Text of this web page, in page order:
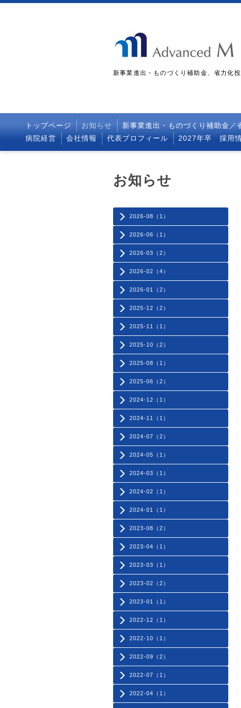
新事業進出・ものづくり補助金、省力化
トップページ お知らせ 新事業進出・ものづくり補助金／
病院経営
会社情報 代表プロフィール 2027年卒 採用
2026-08（1）
2026-06（1）
2026-03（2）
2026-02（4）
2026-01（2）
2025-12（2）
2025-11（1）
2025-10（2）
2025-08（1）
2025-06（2）
2024-12（1）
2024-11（1）
2024-07（2）
2024-05（1）
2024-03（1）
2024-02（1）
2024-01（1）
2023-08（2）
2023-04（1）
2023-03（1）
2023-02（2）
2023-01（1）
2022-12（1）
2022-10（1）
2022-09（2）
2022-07（1）
2022-04（1）
お知らせ